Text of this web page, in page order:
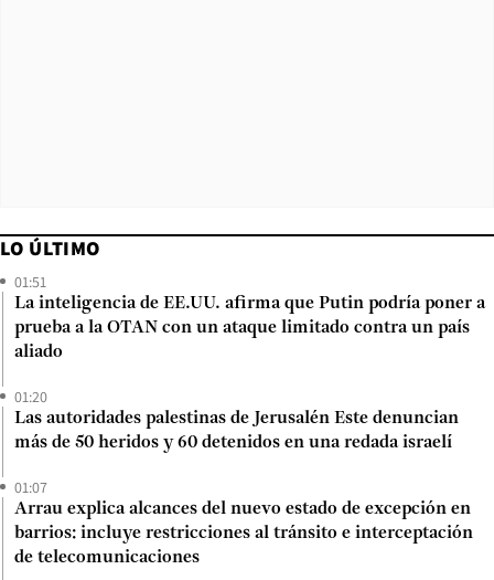
LO ÚLTIMO
01:51
La inteligencia de EE.UU. afirma que Putin podría poner a
prueba a la OTAN con un ataque limitado contra un país
aliado
01:20
Las autoridades palestinas de Jerusalén Este denuncian
más de 50 heridos y 60 detenidos en una redada israelí
01:07
Arrau explica alcances del nuevo estado de excepción en
barrios: incluye restricciones al tránsito e interceptación
de telecomunicaciones